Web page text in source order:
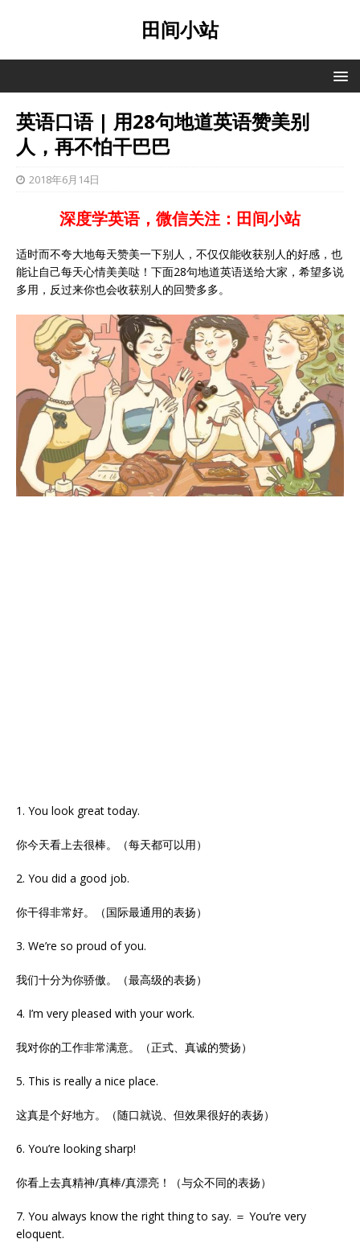
田间小站
英语口语 | 用28句地道英语赞美别
人，再不怕干巴巴
2018年6月14日
深度学英语，微信关注：田间小站
适时而不夸大地每天赞美一下别人，不仅仅能收获别人的好感，也
能让自己每天心情美美哒！下面28句地道英语送给大家，希望多说
多用，反过来你也会收获别人的回赞多多。
1. You look great today.
你今天看上去很棒。（每天都可以用）
2. You did a good job.
你干得非常好。（国际最通用的表扬）
3. We’re so proud of you.
我们十分为你骄傲。（最高级的表扬）
4. I’m very pleased with your work.
我对你的工作非常满意。（正式、真诚的赞扬）
5. This is really a nice place.
这真是个好地方。（随口就说、但效果很好的表扬）
6. You’re looking sharp!
你看上去真精神/真棒/真漂亮！（与众不同的表扬）
7. You always know the right thing to say. ＝ You’re very
eloquent.